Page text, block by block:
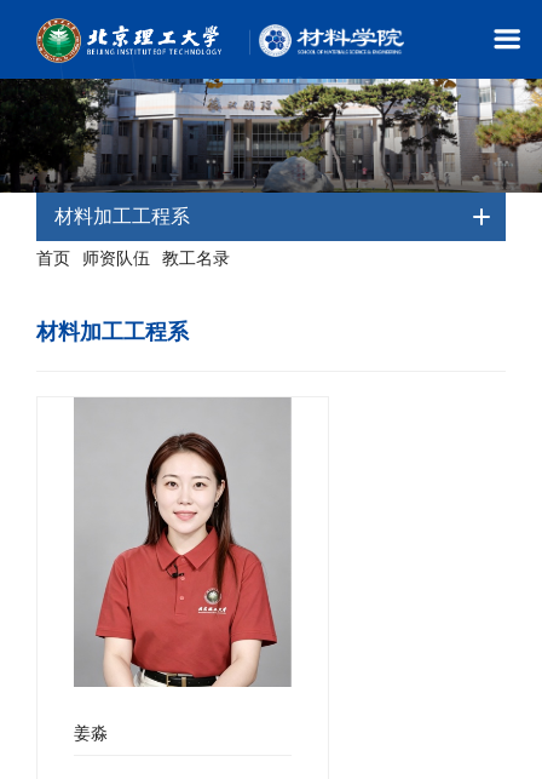
材料加工工程系
首页 师资队伍 教工名录
材料加工工程系
姜淼